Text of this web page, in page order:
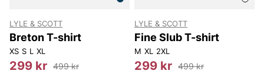
LYLE & SCOTT
Breton T-shirt
XS S L XL
299 kr 499 kr
LYLE & SCOTT
Fine Slub T-shirt
M XL 2XL
299 kr 499 kr